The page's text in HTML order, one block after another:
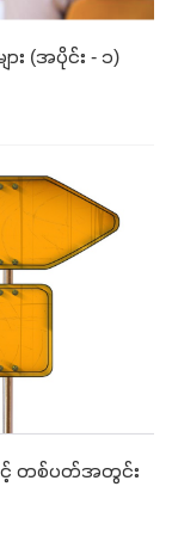
း (အပိုင်း - ၁)
င့် တစ်ပတ်အတွင်း